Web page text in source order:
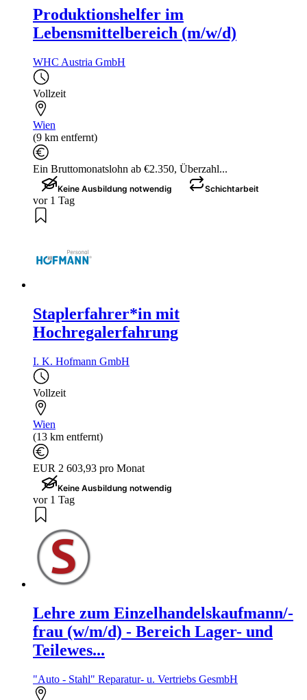
Produktionshelfer im
Lebensmittelbereich (m/w/d)
WHC Austria GmbH
Vollzeit
Wien
(9 km entfernt)
Ein Bruttomonatslohn ab €2.350, Überzahl...
Keine Ausbildung notwendig Schichtarbeit
vor 1 Tag
Staplerfahrer*in mit
Hochregalerfahrung
I. K. Hofmann GmbH
Vollzeit
Wien
(13 km entfernt)
EUR 2 603,93 pro Monat
Keine Ausbildung notwendig
vor 1 Tag
Lehre zum Einzelhandelskaufmann/-
frau (w/m/d) - Bereich Lager- und
Teilewes...
"Auto - Stahl" Reparatur- u. Vertriebs GesmbH